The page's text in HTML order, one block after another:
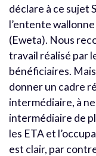
déclare à ce sujet
l’entente
(Eweta). Nous
travail réalisé par
bénéficiaires.
donner un cadre
intermédiaire, à
intermédiaire de
les ETA et
est clair, par